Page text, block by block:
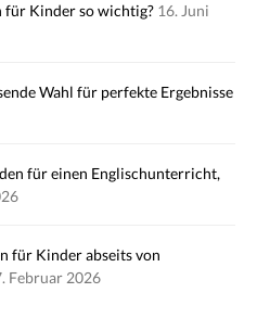
für Kinder so wichtig? 16. Juni
Wahl für perfekte Ergebnisse
für einen Englischunterricht,
für Kinder abseits von
Februar 2026